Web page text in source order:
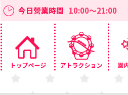
今日營業時間 10:00～21:00